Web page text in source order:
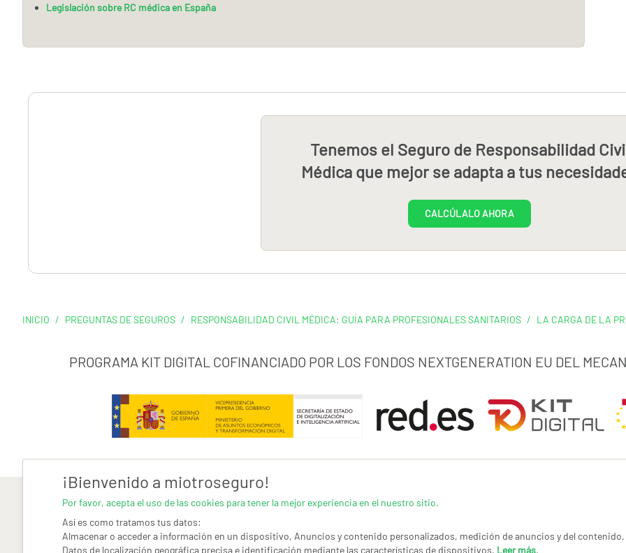
Legislación sobre RC médica en España
Tenemos el Seguro de Responsabilidad
Médica que mejor se adapta a tus
CALCÚLALO AHORA
INICIO / PREGUNTAS DE SEGUROS / RESPONSABILIDAD CIVIL MÉDICA: GUÍA PARA PROFESIONALES SANITARIOS / LA CARGA DE LA
PROGRAMA KIT DIGITAL COFINANCIADO POR LOS FONDOS NEXTGENERATION EU DEL
¡Bienvenido a miotroseguro!
Por favor, acepta el uso de las cookies para tener la mejor experiencia en el nuestro sitio.
Así es como tratamos tus datos:
Almacenar o acceder a información en un dispositivo, Anuncios y contenido personalizados, medición de anuncios y del
Datos de localización geográfica precisa e identificación mediante las características de dispositivos. Leer más.